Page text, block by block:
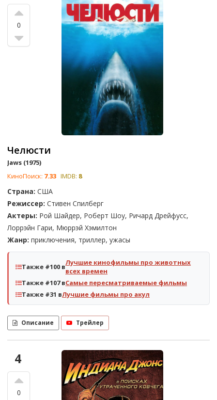
0
Челюсти
Jaws (1975)
КиноПоиск: 7.33 IMDB: 8
Страна: США
Режиссер: Стивен Спилберг
Актеры: Рой Шайдер, Роберт Шоу, Ричард Дрейфусс,
Лоррэйн Гари, Мюррэй Хэмилтон
Жанр: приключения, триллер, ужасы
Также #100 вЛучшие кинофильмы про животных
всех времен
Также #107 вСамые пересматриваемые фильмы
Также #31 вЛучшие фильмы про акул
Описание Трейлер
4
0